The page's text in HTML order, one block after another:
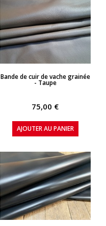
APERÇU RAPIDE
Bande de cuir de vache grainée
- Taupe
75,00 €
AJOUTER AU PANIER